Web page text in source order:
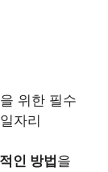
위한 필수
자리
인 방법을